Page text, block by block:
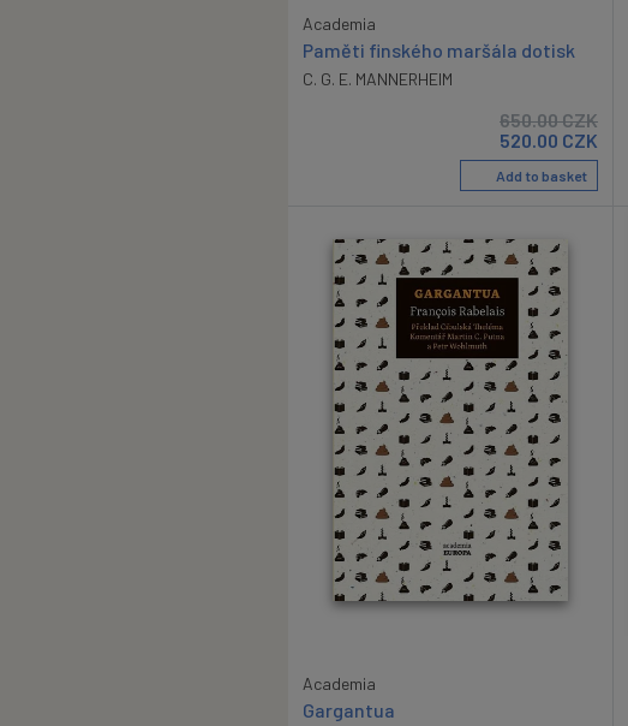
Academia
Paměti finského maršála dotisk
C. G. E. MANNERHEIM
650.00CZK
520.00 CZK
Add to basket
Academia
Gargantua